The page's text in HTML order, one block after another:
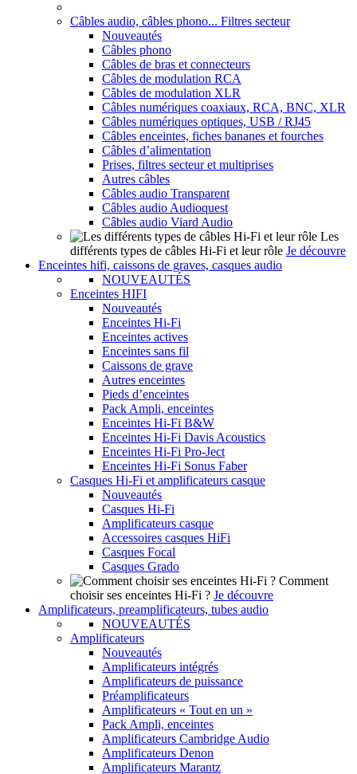
Câbles audio, câbles phono... Filtres secteur
Nouveautés
Câbles phono
Câbles de bras et connecteurs
Câbles de modulation RCA
Câbles de modulation XLR
Câbles numériques coaxiaux, RCA, BNC, XLR
Câbles numériques optiques, USB / RJ45
Câbles enceintes, fiches bananes et fourches
Câbles d’alimentation
Prises, filtres secteur et multiprises
Autres câbles
Câbles audio Transparent
Câbles audio Audioquest
Câbles audio Viard Audio
Les
différents types de câbles Hi-Fi et leur rôle Je découvre
Enceintes hifi, caissons de graves, casques audio
NOUVEAUTÉS
Enceintes HIFI
Nouveautés
Enceintes Hi-Fi
Enceintes actives
Enceintes sans fil
Caissons de grave
Autres enceintes
Pieds d’enceintes
Pack Ampli, enceintes
Enceintes Hi-Fi B&W
Enceintes Hi-Fi Davis Acoustics
Enceintes Hi-Fi Pro-Ject
Enceintes Hi-Fi Sonus Faber
Casques Hi-Fi et amplificateurs casque
Nouveautés
Casques Hi-Fi
Amplificateurs casque
Accessoires casques HiFi
Casques Focal
Casques Grado
Comment
choisir ses enceintes Hi-Fi ? Je découvre
Amplificateurs, preamplificateurs, tubes audio
NOUVEAUTÉS
Amplificateurs
Nouveautés
Amplificateurs intégrés
Amplificateurs de puissance
Préamplificateurs
Amplificateurs « Tout en un »
Pack Ampli, enceintes
Amplificateurs Cambridge Audio
Amplificateurs Denon
Amplificateurs Marantz